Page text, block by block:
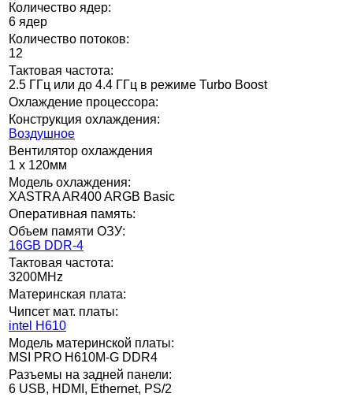
Количество ядер:
6 ядер
Количество потоков:
12
Тактовая частота:
2.5 ГГц или до 4.4 ГГц в режиме Turbo Boost
Охлаждение процессора:
Конструкция охлаждения:
Воздушное
Вентилятор охлаждения
1 x 120мм
Модель охлаждения:
XASTRA AR400 ARGB Basic
Оперативная память:
Объем памяти ОЗУ:
16GB DDR-4
Тактовая частота:
3200MHz
Материнская плата:
Чипсет мат. платы:
intel H610
Модель материнской платы:
MSI PRO H610M-G DDR4
Разъемы на задней панели:
6 USB, HDMI, Ethernet, PS/2